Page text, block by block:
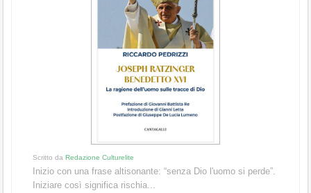
Scritto da Redazione Culturelite
Inizio con una frase altisonante: “senza Dio l'uomo si perde”.
Iniziare così significa rischia...